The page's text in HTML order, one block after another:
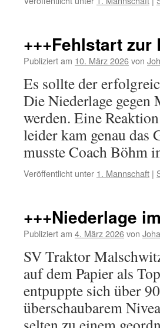
+++Fehlstart zur
Publiziert am 10. März 2026von
Es sollte der
Die Niederlage
werden. Eine
leider kam genau das
musste Coach Böhm
Veröffentlicht unter 1. Mannschaft |
+++Niederlage
Publiziert am 4. März 2026von
SV Traktor
auf dem Papier als
entpuppte sich über
überschaubarem